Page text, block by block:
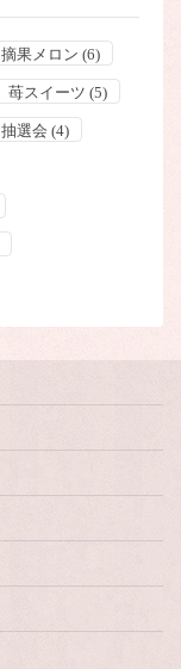
摘果メロン (6)
苺スイーツ (5)
抽選会 (4)